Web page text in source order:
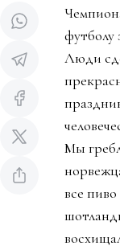
футболу
Люди
Мы
все